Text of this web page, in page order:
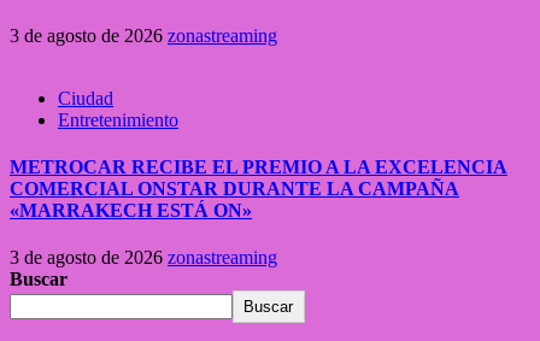
3 de agosto de 2026 zonastreaming
Ciudad
Entretenimiento
METROCAR RECIBE EL PREMIO A LA EXCELENCIA
COMERCIAL ONSTAR DURANTE LA CAMPAÑA
«MARRAKECH ESTÁ ON»
3 de agosto de 2026 zonastreaming
Buscar
Buscar